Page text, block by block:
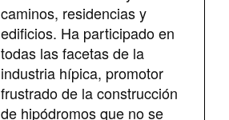
caminos, residencias y
edificios. Ha participado en
todas las facetas de la
industria hípica, promotor
frustrado de la construcción
de hipódromos que no se